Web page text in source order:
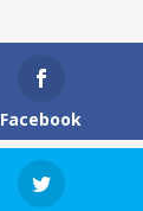
Facebook